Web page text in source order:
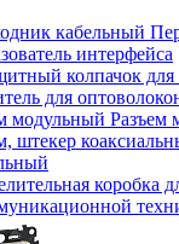
интерфейса
колпачок для
для
Разъем
коробка